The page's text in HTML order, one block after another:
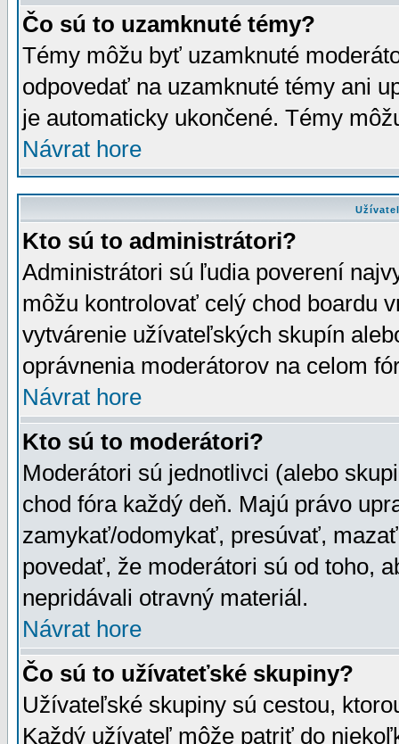
Čo sú to uzamknuté témy?
Témy môžu byť uzamknuté
odpovedať na uzamknuté témy ani
je automaticky ukončené. Témy
Návrat hore
Kto sú to administrátori?
Administrátori sú ľudia poverení
môžu kontrolovať celý chod boardu
vytvárenie užívateľských skupín
oprávnenia moderátorov na celom
Návrat hore
Kto sú to moderátori?
Moderátori sú jednotlivci (alebo
chod fóra každý deň. Majú právo
zamykať/odomykať, presúvať,
povedať, že moderátori sú od toho,
nepridávali otravný materiál.
Návrat hore
Čo sú to užívateťské skupiny?
Užívateľské skupiny sú cestou,
Každý užívateľ môže patriť do